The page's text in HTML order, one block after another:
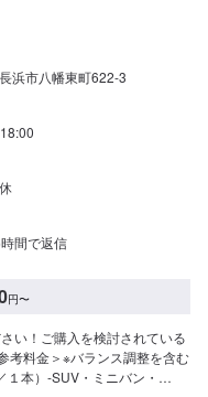
浜市八幡東町622-3
間で返信
円〜
い！ご購入を検討されている
考料金＞※バランス調整を含む
本）-SUV・ミニバン・